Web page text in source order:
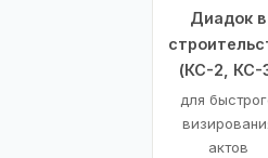
Диадок в
(КС-2, КС-
для
актов